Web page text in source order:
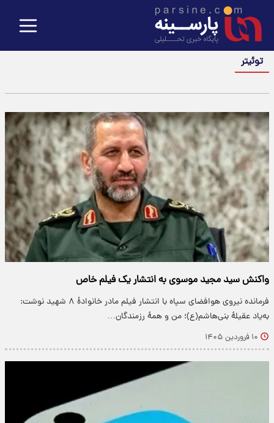
توئیتر
واکنش سید مجید موسوی به انتشار یک فیلم خاص
فرمانده نیروی هوافضای سپاه با انتشار فیلم مادر خانوادهٔ ۸ شهید نوشت:
به‌یاد عقیلهٔ بنی‌هاشم(ع)؛ ‌من و همهٔ رزمندگان…
۱۰ فروردین ۱۴۰۵